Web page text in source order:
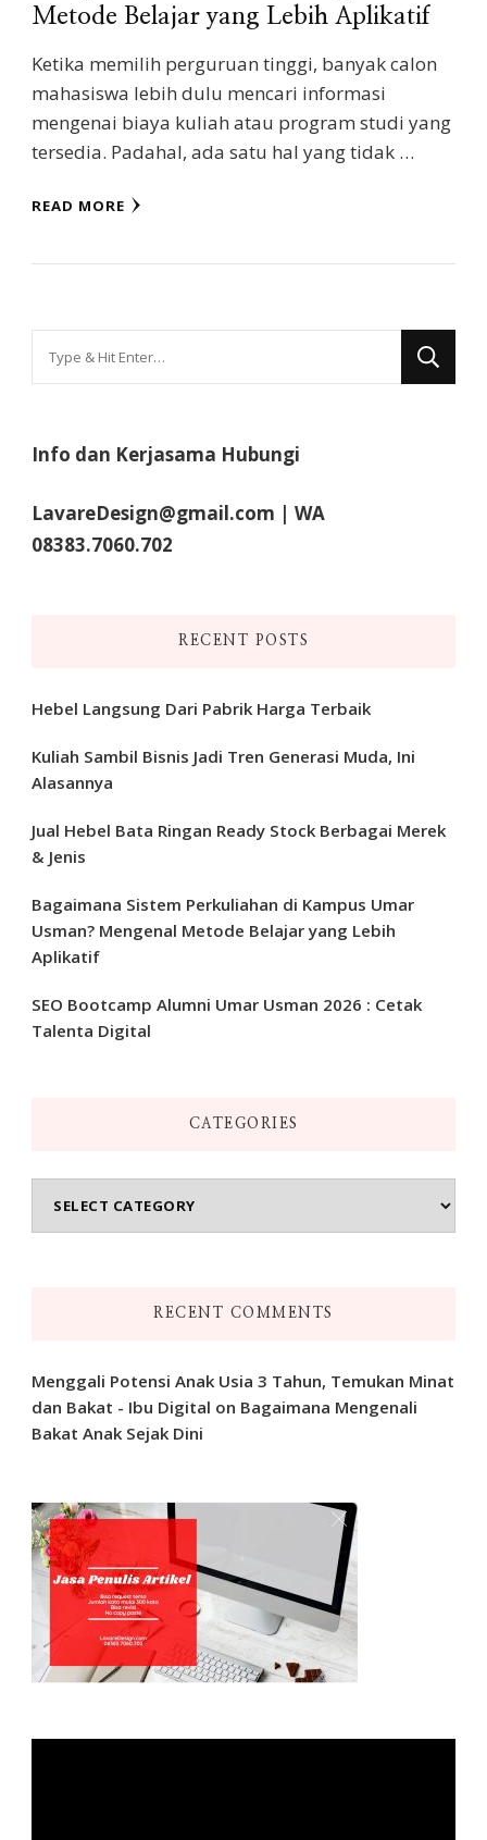
Metode Belajar yang Lebih Aplikatif
Ketika memilih perguruan tinggi, banyak calon
mahasiswa lebih dulu mencari informasi
mengenai biaya kuliah atau program studi yang
tersedia. Padahal, ada satu hal yang tidak …
READ MORE
Info dan Kerjasama Hubungi
LavareDesign@gmail.com | WA
08383.7060.702
RECENT POSTS
Hebel Langsung Dari Pabrik Harga Terbaik
Kuliah Sambil Bisnis Jadi Tren Generasi Muda, Ini
Alasannya
Jual Hebel Bata Ringan Ready Stock Berbagai Merek
& Jenis
Bagaimana Sistem Perkuliahan di Kampus Umar
Usman? Mengenal Metode Belajar yang Lebih
Aplikatif
SEO Bootcamp Alumni Umar Usman 2026 : Cetak
Talenta Digital
CATEGORIES
RECENT COMMENTS
Menggali Potensi Anak Usia 3 Tahun, Temukan Minat
dan Bakat - Ibu Digital on Bagaimana Mengenali
Bakat Anak Sejak Dini